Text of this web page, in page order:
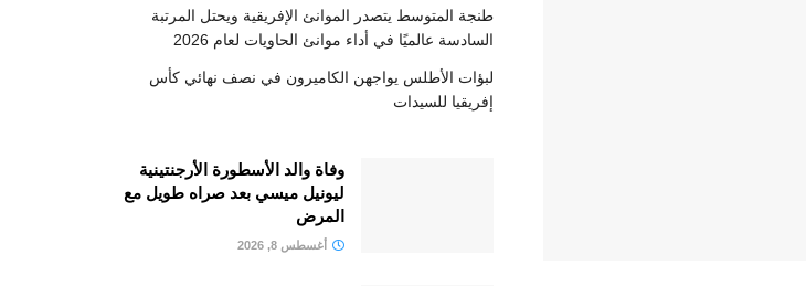
طنجة المتوسط يتصدر الموانئ الإفريقية ويحتل المرتبة
السادسة عالميًا في أداء موانئ الحاويات لعام 2026
لبؤات الأطلس يواجهن الكاميرون في نصف نهائي كأس
إفريقيا للسيدات
وفاة والد الأسطورة الأرجنتينية
ليونيل ميسي بعد صراه طويل مع
المرض
أغسطس 8, 2026